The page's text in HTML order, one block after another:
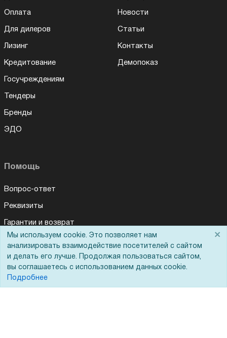
Оплата
Для дилеров
Лизинг
Кредитование
Госучреждениям
Тендеры
Бренды
ЭДО
Новости
Статьи
Контакты
Демопоказ
Помощь
Вопрос-ответ
Реквизиты
Гарантии и возврат
Сервисный центр
Вакансии
Обратная связь
Для Таможенного союза
Мы используем cookie. Это позволяет нам
анализировать взаимодействие посетителей с сайтом
и делать его лучше. Продолжая пользоваться сайтом,
вы соглашаетесь с использованием данных cookie.
Подробнее
×